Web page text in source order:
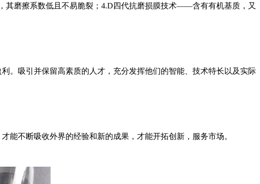
磨擦系数低且不易脆裂；4.D四代抗磨损膜技术——含有有机基质，又
。吸引并保留高素质的人才，充分发挥他们的智能、技术特长以及实际
能不断吸收外界的经验和新的成果，才能开拓创新，服务市场。